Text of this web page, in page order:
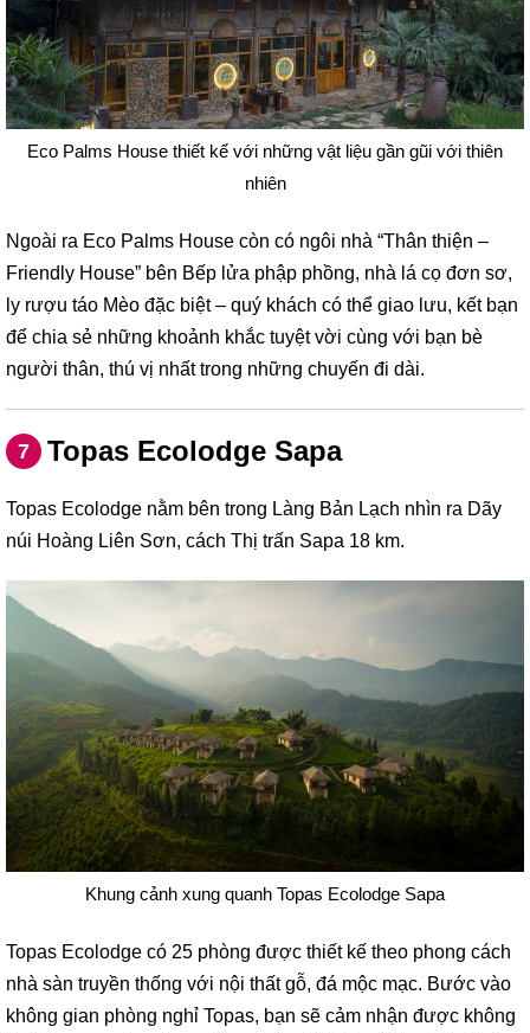
Eco Palms House thiết kế với những vật liệu gần gũi với thiên
nhiên
Ngoài ra Eco Palms House còn có ngôi nhà “Thân thiện –
Friendly House” bên Bếp lửa phập phồng, nhà lá cọ đơn sơ,
ly rượu táo Mèo đặc biệt – quý khách có thể giao lưu, kết bạn
để chia sẻ những khoảnh khắc tuyệt vời cùng với bạn bè
người thân, thú vị nhất trong những chuyến đi dài.
7 Topas Ecolodge Sapa
Topas Ecolodge nằm bên trong Làng Bản Lạch nhìn ra Dãy
núi Hoàng Liên Sơn, cách Thị trấn Sapa 18 km.
Khung cảnh xung quanh Topas Ecolodge Sapa
Topas Ecolodge có 25 phòng được thiết kế theo phong cách
nhà sàn truyền thống với nội thất gỗ, đá mộc mạc. Bước vào
không gian phòng nghỉ Topas, bạn sẽ cảm nhận được không